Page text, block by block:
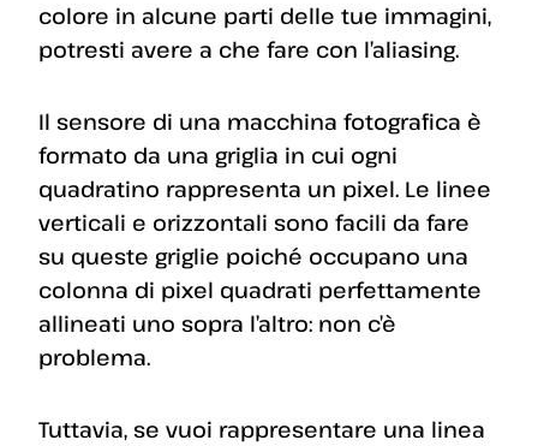
colore in alcune parti delle tue immagini,
potresti avere a che fare con l’aliasing.
Il sensore di una macchina fotografica è
formato da una griglia in cui ogni
quadratino rappresenta un pixel. Le linee
verticali e orizzontali sono facili da fare
su queste griglie poiché occupano una
colonna di pixel quadrati perfettamente
allineati uno sopra l’altro: non c’è
problema.
Tuttavia, se vuoi rappresentare una linea